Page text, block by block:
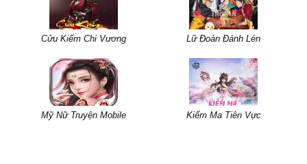
Cửu Kiếm Chi Vương Lữ Đoàn Đánh Lén
Mỹ Nữ Truyện Mobile Kiếm Ma Tiên Vực